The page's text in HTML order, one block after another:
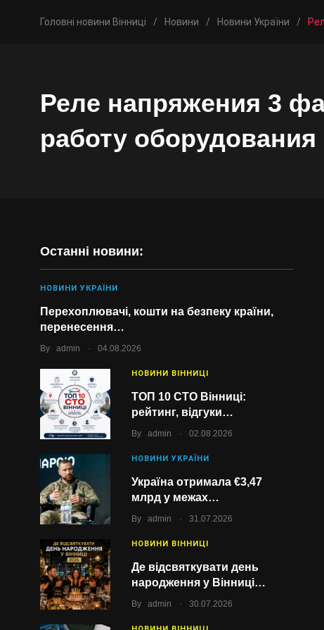
Головні новини Вінниці / Новини / Новини України /
Реле напряжения 3
работу оборудования
Останні новини:
НОВИНИ УКРАЇНИ
Перехоплювачі, кошти на безпеку країни,
перенесення…
By admin . 04.08.2026
НОВИНИ ВІННИЦІ
ТОП 10 СТО Вінниці:
рейтинг, відгуки…
By admin . 02.08.2026
НОВИНИ УКРАЇНИ
Україна отримала €3,47
млрд у межах…
By admin . 31.07.2026
НОВИНИ ВІННИЦІ
Де відсвяткувати день
народження у Вінниці…
By admin . 30.07.2026